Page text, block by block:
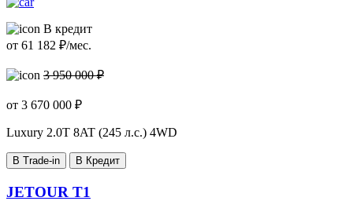
В кредит
от 61 182 ₽/мес.
3 950 000 ₽
от 3 670 000 ₽
Luxury 2.0T 8AT (245 л.с.) 4WD
В Trade-in В Кредит
JETOUR T1